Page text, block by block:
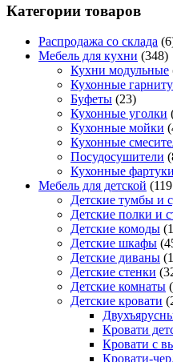
Категории товаров
Распродажа со склада
Мебель для кухни (348)
Кухни модульные
Кухонные
Буфеты (23)
Кухонные уголки
Кухонные мойки
Кухонные
Посудосушители
Кухонные фартуки
Мебель для детской
Детские тумбы и
Детские полки и
Детские комоды
Детские шкафы
Детские диваны
Детские стенки
Детские комнаты
Детские кровати
Кровати
Кровати с
Кровати-